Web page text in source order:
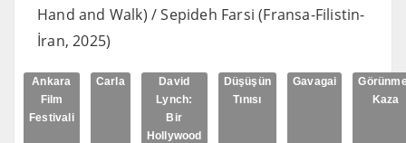
Hand and Walk) / Sepideh Farsi (Fransa-Filistin-
İran, 2025)
Ankara
Film
Festivali
Carla
David
Lynch:
Bir
Hollywood
Düşüşün
Tınısı
Gavagai
Kaza